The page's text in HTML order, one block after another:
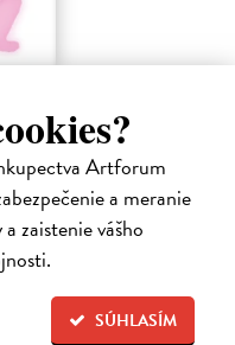
Artforum
a meranie
zaistenie vášho
SÚHLASÍM
přináší čtenářstvu
V jednadvaceti
doprovodných ilustrací